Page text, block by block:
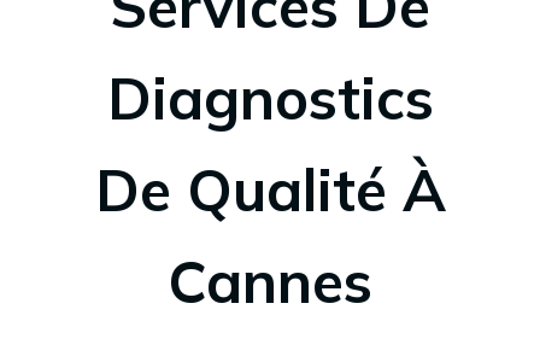
Diagnostics
De Qualité À
Cannes